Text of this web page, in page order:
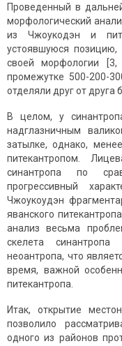
Проведенный в
морфологический
из Чжоукодэн и
устоявшуюся
своей морфологии
промежутке 500-200-
отделяли друг от друга
В целом, у
надглазничным
затылке, однако,
питекантропом.
синантропа по
прогрессивный
Чжоукоудэн
яванского
анализ весьма
скелета
неоантропа, что
время, важной
питекантропа.
Итак, открытие
позволило
одного из районов